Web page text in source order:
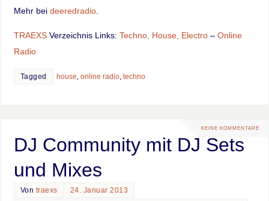
Mehr bei deeredradio.
TRAEXSVerzeichnis Links: Techno, House, Electro– Online
Radio
Tagged house online radio, techno
KEINE KOMMENTARE
DJ Community mit DJ Sets
und Mixes
Von traexs
24. Januar 2013